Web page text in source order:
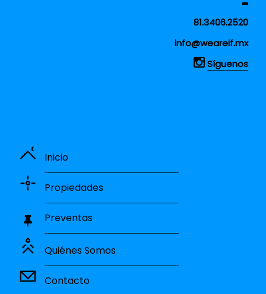
81.3406.2520
info@weareif.mx
Síguenos
Inicio
Propiedades
Preventas
Quiénes Somos
Contacto